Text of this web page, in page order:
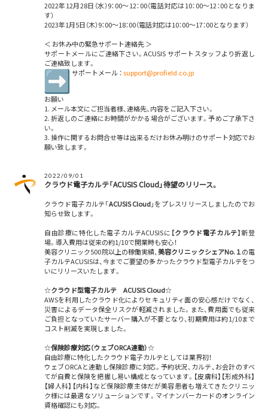
2022年12月28日（水）9：00～12：00（電話対応は10：00～12：00となりま
す）
2023年1月5日（木）9：00～18：00（電話対応は10：00～17：00となります）
＜ お休み中の緊急サポート連絡先 ＞
サポートメールにご連絡下さい。ACUSIS サポートスタッフより折返し
ご連絡致します。
サポートメール ：support@profield.co.jp
お願い
1. メール本文にご担当者様、連絡先、内容をご記入下さい。
2. 折返しのご連絡にお時間がかかる場合がございます。予めご了承下さ
い。
3. 操作に関するお問合せ等は出来るだけお休み明けのサポート対応でお
願い致します。
2022/09/01
クラウド電子カルテ「ACUSIS Cloud」待望のリリース。
クラウド電子カルテ「ACUSIS Cloud」をプレスリリースしましたのでお
知らせ致します。
自由診療に特化した電子カルテACUSISに【クラウド電子カルテ】新登
場。導入費用は従来の約1/10で開業時も安心！
美容クリニック500院以上の稼働実績、美容クリニックシェアNo.１の電
子カルテACUSISは、今までご要望の多かったクラウド型電子カルテをつ
いにリリースいたします。
☆クラウド型電子カルテ ACUSIS Cloud☆
AWSを利用したクラウド化によりセキュリティ面の安心感だけでなく、
災害によるデータ保全リスクが軽減されました。また、費用面でも従来
ご負担となっていたサーバー購入が不要となり、初期費用は約1/10まで
コスト削減を実現しました。
☆保険診療対応（ウェブORCA連動）☆
自由診療に特化したクラウド電子カルテとしては業界初！
ウェブORCAと連動し保険診療に対応。予約状況、カルテ、お会計のすべ
てが自費と保険を把握し易い構成となっています。【皮膚科】【形成外科】
【婦人科】【内科】など保険診療主体だが美容患者も増えてきたクリニッ
ク様には最適なソリューションです。マイナンバーカードのオンライン
資格確認にも対応。